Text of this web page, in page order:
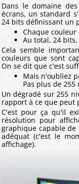
Dans le domaine
écrans, un standard
24 bits définissant un
Chaque couleur
Au total, 24
Cela semble
couleurs que sont
On se dit que c'est
Mais n'oubliez
Pas plus de
Un dégradé sur 255
rapport à ce que
C'est pour ça qu'il
résolution pour
graphique capable
adéquat (c'est le
affichage).